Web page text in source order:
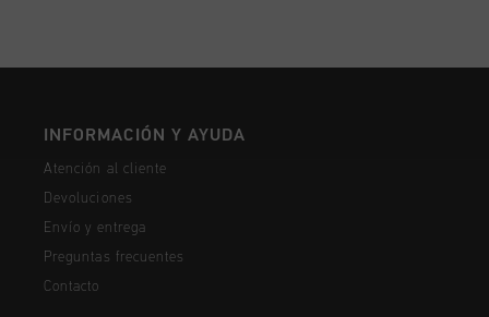
INFORMACIÓN Y AYUDA
Atención al cliente
Devoluciones
Envío y entrega
Preguntas frecuentes
Contacto